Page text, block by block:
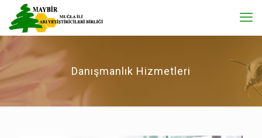
Danışmanlık Hizmetleri